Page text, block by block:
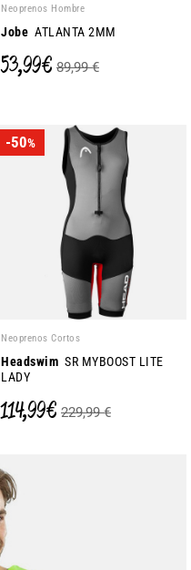
Neoprenos Hombre
Jobe ATLANTA 2MM
53,99 € 89,99 €
-50%
Neoprenos Cortos
Headswim SR MYBOOST LITE
LADY
114,99 € 229,99 €